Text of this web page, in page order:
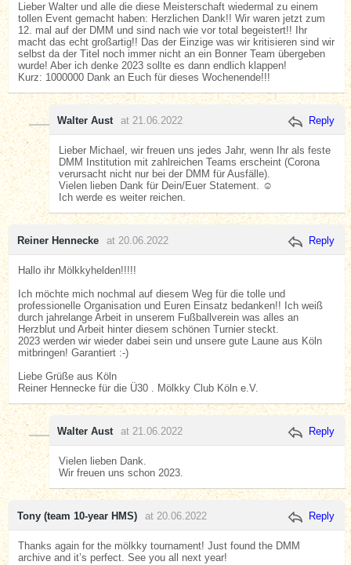
Lieber Walter und alle die diese Meisterschaft wiedermal zu einem
tollen Event gemacht haben: Herzlichen Dank!! Wir waren jetzt zum
12. mal auf der DMM und sind nach wie vor total begeistert!! Ihr
macht das echt großartig!! Das der Einzige was wir kritisieren sind wir
selbst da der Titel noch immer nicht an ein Bonner Team übergeben
wurde! Aber ich denke 2023 sollte es dann endlich klappen!
Kurz: 1000000 Dank an Euch für dieses Wochenende!!!
Walter Aust at 21.06.2022 Reply
Lieber Michael, wir freuen uns jedes Jahr, wenn Ihr als feste
DMM Institution mit zahlreichen Teams erscheint (Corona
verursacht nicht nur bei der DMM für Ausfälle).
Vielen lieben Dank für Dein/Euer Statement. ☺️
Ich werde es weiter reichen.
Reiner Hennecke at 20.06.2022 Reply
Hallo ihr Mölkkyhelden!!!!!
Ich möchte mich nochmal auf diesem Weg für die tolle und
professionelle Organisation und Euren Einsatz bedanken!! Ich weiß
durch jahrelange Arbeit in unserem Fußballverein was alles an
Herzblut und Arbeit hinter diesem schönen Turnier steckt.
2023 werden wir wieder dabei sein und unsere gute Laune aus Köln
mitbringen! Garantiert :-)
Liebe Grüße aus Köln
Reiner Hennecke für die Ü30 . Mölkky Club Köln e.V.
Walter Aust at 21.06.2022 Reply
Vielen lieben Dank.
Wir freuen uns schon 2023.
Tony (team 10-year HMS) at 20.06.2022 Reply
Thanks again for the mölkky tournament! Just found the DMM
archive and it’s perfect. See you all next year!